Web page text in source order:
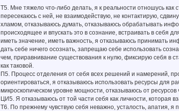
Т5. Мне тяжело что-либо делать, я к реальности отношусь
пересекаюсь с ней, не взаимодействую, не контактирую,
хламом, отказываюсь думать, отказываюсь обрабатывать
происходящее и впускать это в сознание, встраивать в себя
иметь значение, иметь важность, я отказываюсь принимать
дать себе ничего осознать, запрещаю себе использовать
чем, приравнивание существования к нулю, фиксирую себя в
как таковой.
П5. Процесс отделения от себя всех решений и намерений,
ориентироваться, я отказываюсь использовать ресурсы для
микроскопическом уровне мощности, отказываюсь от ресурсов
ЦИ5. Я отказываюсь от той части себя как личности, которая
Т6. По прежнему чувствую себя неважно, усталость, апатия, я